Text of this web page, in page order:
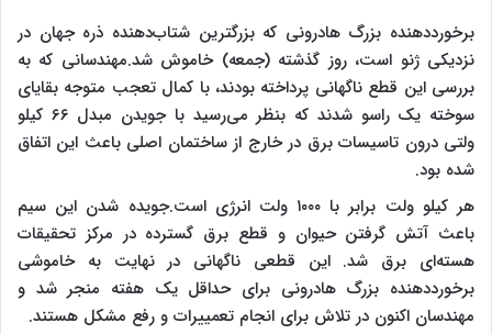
برخورددهنده بزرگ هادرونی که بزرگترین شتاب‌دهنده ذره جهان در
نزدیکی ژنو است، روز گذشته (جمعه) خاموش شد.مهندسانی که به
بررسی این قطع ناگهانی پرداخته بودند، با کمال تعجب متوجه بقایای
سوخته یک راسو شدند که بنظر می‌رسید با جویدن مبدل ۶۶ کیلو
ولتی درون تاسیسات برق در خارج از ساختمان اصلی باعث این اتفاق
شده بود.
هر کیلو ولت برابر با ۱۰۰۰ ولت انرژی است.جویده شدن این سیم
باعث آتش گرفتن حیوان و قطع برق گسترده در مرکز تحقیقات
هسته‌ای برق شد. این قطعی ناگهانی در نهایت به خاموشی
برخورددهنده بزرگ هادرونی برای حداقل یک هفته منجر شد و
مهندسان اکنون در تلاش برای انجام تعمییرات و رفع مشکل هستند.